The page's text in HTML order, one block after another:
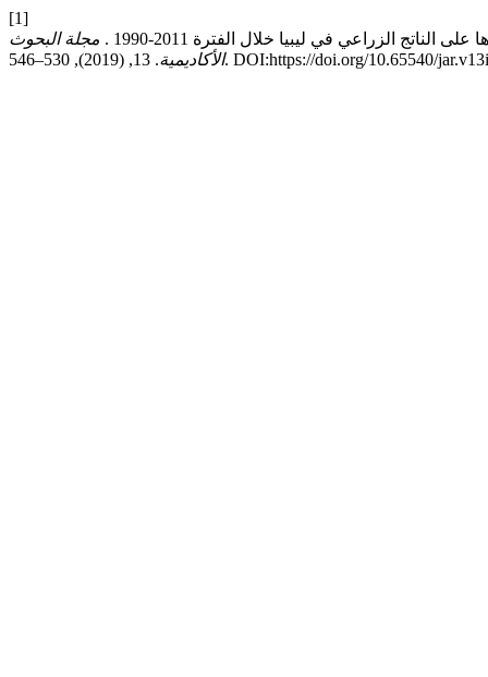
[1]
مجلة البحوث
الأكاديمية. 13, (2019), 530–546. DOI:https://doi.org/10.65540/